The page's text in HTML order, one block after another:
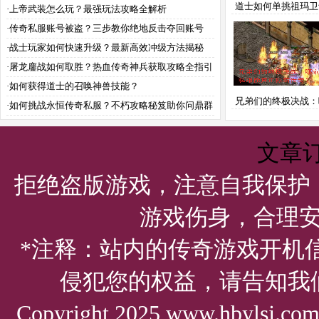
阻？如何解惑破敌？
·上帝武装怎么玩？最强玩法攻略全解析
·传奇私服账号被盗？三步教你绝地反击夺回账号
·战士玩家如何快速升级？最新高效冲级方法揭秘
·屠龙鏖战如何取胜？热血传奇神兵获取攻略全指引
·如何获得道士的召唤神兽技能？
·如何挑战永恒传奇私服？不朽攻略秘笈助你问鼎群
雄
道士如何单挑祖玛
握这些技巧轻松
兄弟们的终极决战
服能真正称霸传
文章
拒绝盗版游戏，注意自我保
游戏伤身，合理
*注释：站内的传奇游戏开机
侵犯您的权益，请告知
Copyright 2025